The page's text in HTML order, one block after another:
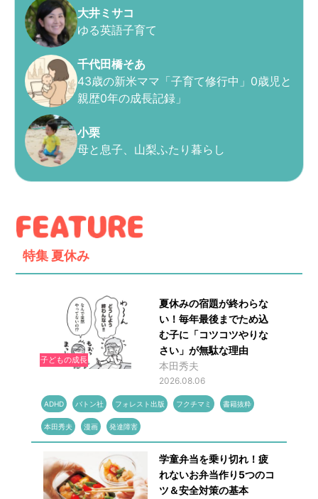
大井ミサコ
ゆる英語子育て
千代田橋そあ
43歳の新米ママ「子育て修行中」0歳児と
親歴0年の成長記録」
小栗
母と息子、山梨ふたり暮らし
特集 夏休み
子どもの成長
夏休みの宿題が終わらな
い！毎年最後までため込
む子に「コツコツやりな
さい」が無駄な理由
本田秀夫
2026.08.06
ADHD バトン社 フォレスト出版 フクチマミ 書籍抜粋
本田秀夫 漫画 発達障害
学童弁当を乗り切れ！疲
れないお弁当作り5つのコ
ツ＆安全対策の基本